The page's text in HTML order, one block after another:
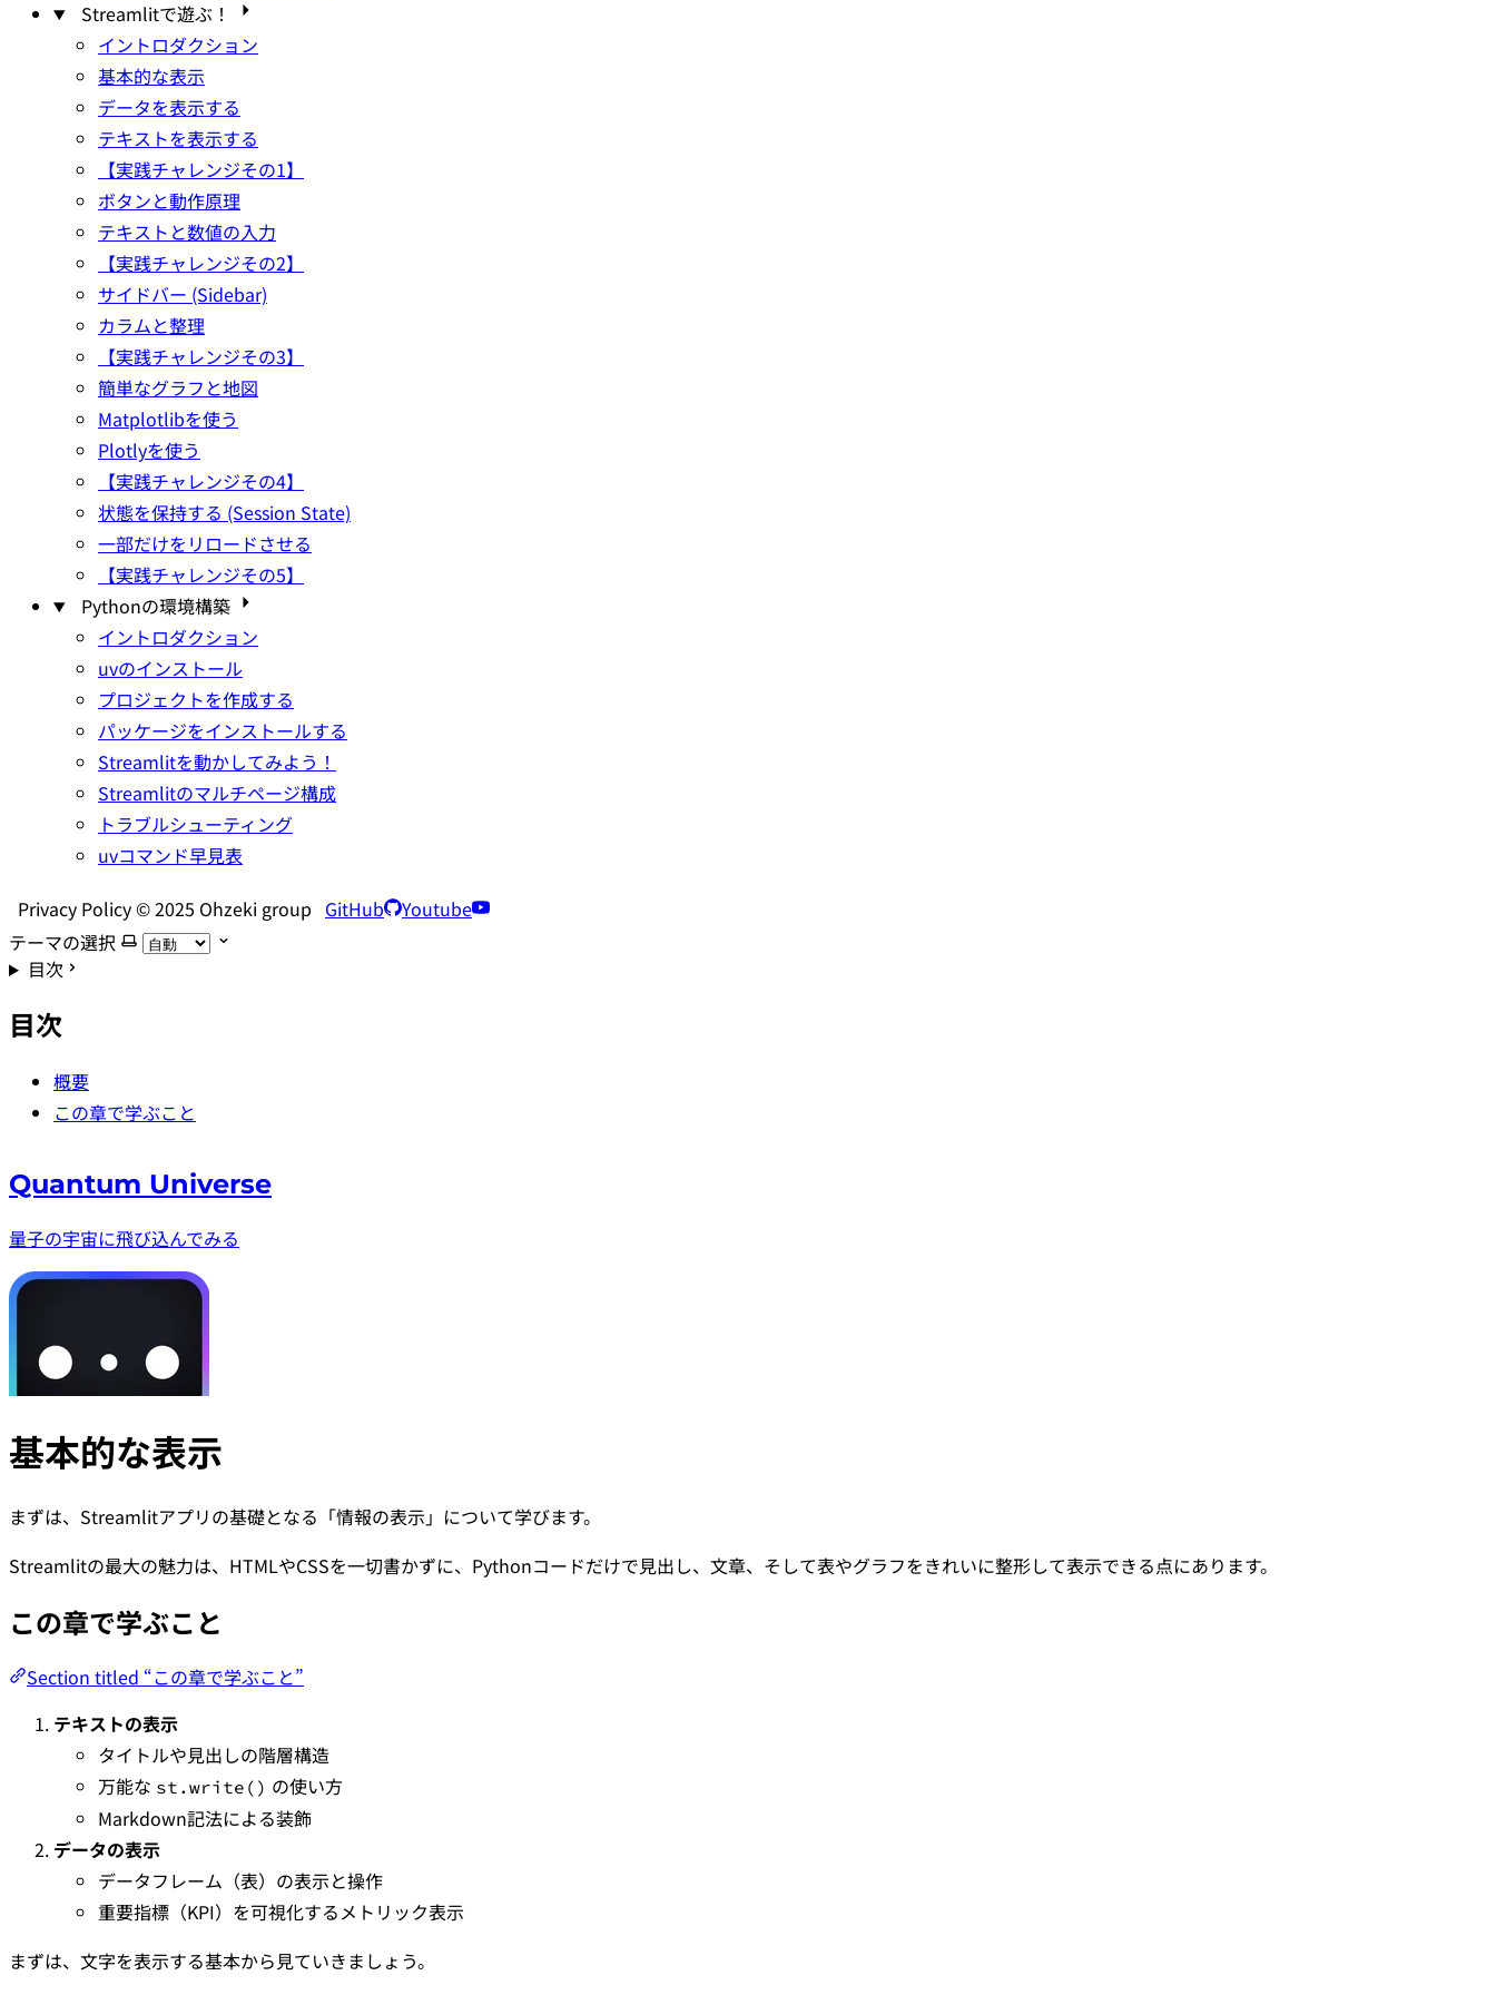
Streamlitで遊ぶ！
イントロダクション
基本的な表示
データを表示する
テキストを表示する
【実践チャレンジその1】
ボタンと動作原理
テキストと数値の入力
【実践チャレンジその2】
サイドバー (Sidebar)
カラムと整理
【実践チャレンジその3】
簡単なグラフと地図
Matplotlibを使う
Plotlyを使う
【実践チャレンジその4】
状態を保持する (Session State)
一部だけをリロードさせる
【実践チャレンジその5】
Pythonの環境構築
イントロダクション
uvのインストール
プロジェクトを作成する
パッケージをインストールする
Streamlitを動かしてみよう！
Streamlitのマルチページ構成
トラブルシューティング
uvコマンド早見表
Privacy Policy © 2025 Ohzeki group GitHub
Youtube
テーマの選択
目次
目次
概要
この章で学ぶこと
Quantum Universe
量子の宇宙に飛び込んでみる
基本的な表示
まずは、Streamlitアプリの基礎となる「情報の表示」について学びます。
Streamlitの最大の魅力は、HTMLやCSSを一切書かずに、Pythonコードだけで見出し、文章、そして表やグラフをきれいに整形して表示できる点にあります。
この章で学ぶこと
Section titled “この章で学ぶこと”
テキストの表示
タイトルや見出しの階層構造
万能な st.write() の使い方
Markdown記法による装飾
データの表示
データフレーム（表）の表示と操作
重要指標（KPI）を可視化するメトリック表示
まずは、文字を表示する基本から見ていきましょう。